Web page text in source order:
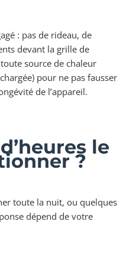
: pas de rideau, de
devant la grille de
source de chaleur
pour ne pas fausser
de l’appareil.
le
?
toute la nuit, ou quelques
dépend de votre